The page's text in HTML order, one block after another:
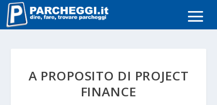
A PROPOSITO DI PROJECT
FINANCE